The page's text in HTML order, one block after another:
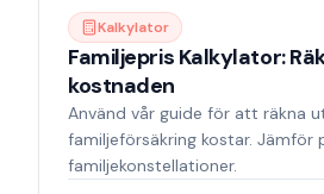
Kalkylator
Familjepris Kalkylator:
kostnaden
Använd vår guide för att räkna
familjeförsäkring kostar. Jämför
familjekonstellationer.